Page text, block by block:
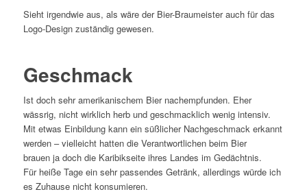
Sieht irgendwie aus, als wäre der Bier-Braumeister auch für das
Logo-Design zuständig gewesen.
Geschmack
Ist doch sehr amerikanischem Bier nachempfunden. Eher
wässrig, nicht wirklich herb und geschmacklich wenig intensiv.
Mit etwas Einbildung kann ein süßlicher Nachgeschmack erkannt
werden – vielleicht hatten die Verantwortlichen beim Bier
brauen ja doch die Karibikseite ihres Landes im Gedächtnis.
Für heiße Tage ein sehr passendes Getränk, allerdings würde ich
es Zuhause nicht konsumieren.